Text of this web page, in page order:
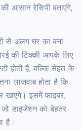
आसान रेसिपी बताएंगे,
से अलग घर का बना
की टिक्की आपके लिए
होती है, बल्कि सेहत के
लाजवाब होता है कि
खाएंगे। इसमें फाइबर,
जो डाइजेशन को बेहतर
है।